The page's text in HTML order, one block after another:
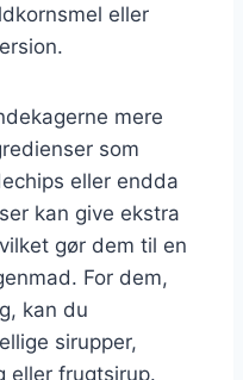
eller
mere
som
eller endda
kan give ekstra
gør dem til en
For dem,
kan du
sirupper,
eller frugtsirup.